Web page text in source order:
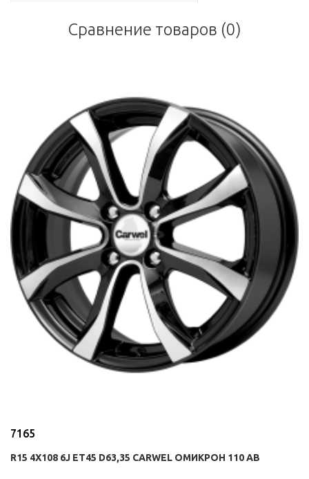
Сравнение товаров (0)
7165
R15 4X108 6J ET45 D63,35 CARWEL ОМИКРОН 110 AB